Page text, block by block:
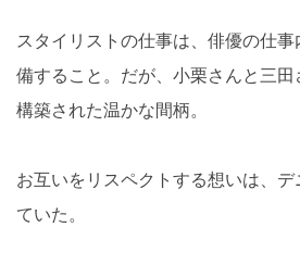
スタイリストの仕事は、俳優の仕
備すること。だが、小栗さんと三
構築された温かな間柄。
お互いをリスペクトする想いは、
ていた。